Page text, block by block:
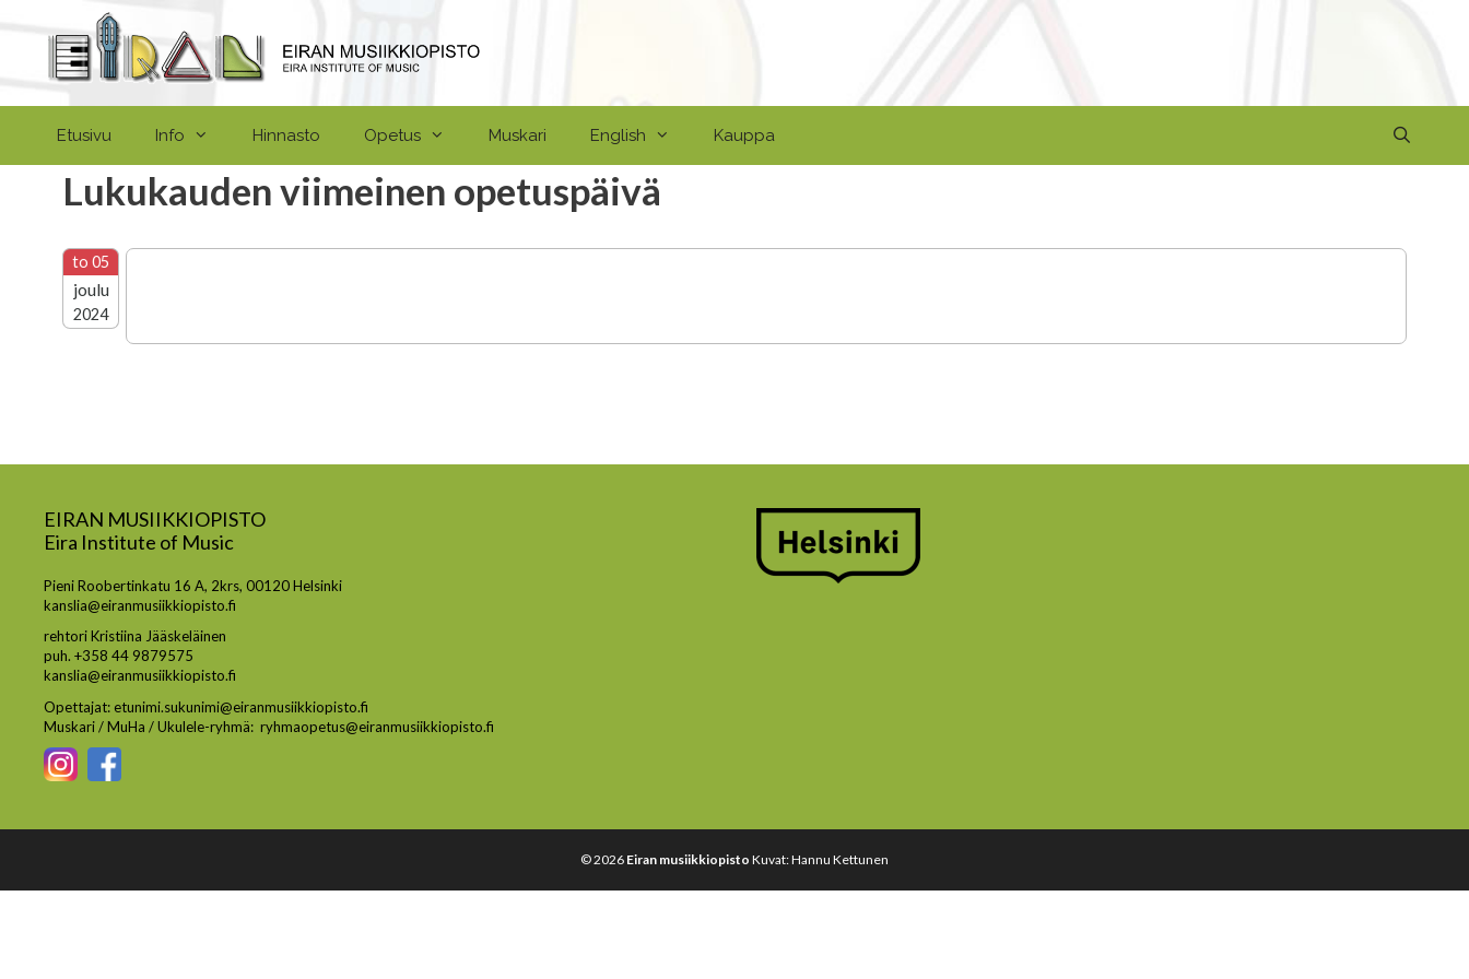
sisältöön
Etusivu Info Hinnasto Opetus Muskari English Kauppa
Lukukauden viimeinen opetuspäivä
to 05
joulu
2024
EIRAN MUSIIKKIOPISTO
Eira Institute of Music
Pieni Roobertinkatu 16 A, 2krs, 00120 Helsinki
kanslia@eiranmusiikkiopisto.fi
rehtori Kristiina Jääskeläinen
puh. +358 44 9879575
kanslia@eiranmusiikkiopisto.fi
Opettajat: etunimi.sukunimi@eiranmusiikkiopisto.fi
Muskari / MuHa / Ukulele-ryhmä: ryhmaopetus@eiranmusiikkiopisto.fi
© 2026 Eiran musiikkiopisto Kuvat: Hannu Kettunen